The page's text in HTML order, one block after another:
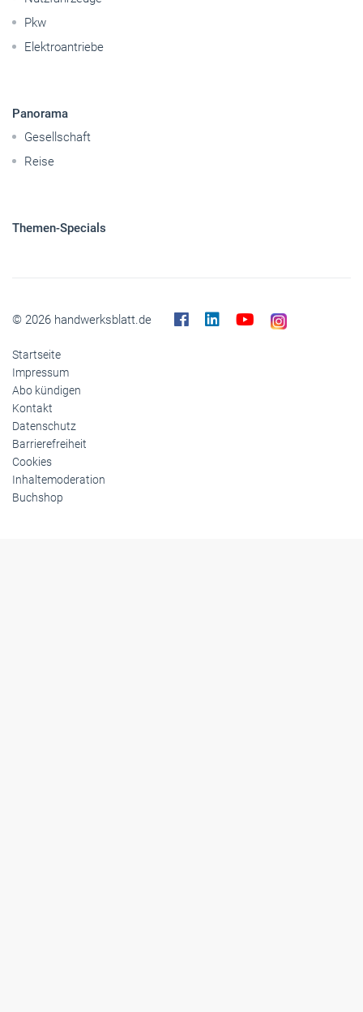
Pkw
Elektroantriebe
Panorama
Gesellschaft
Reise
Themen-Specials
© 2026 handwerksblatt.de
Startseite
Impressum
Abo kündigen
Kontakt
Datenschutz
Barrierefreiheit
Cookies
Inhaltemoderation
Buchshop